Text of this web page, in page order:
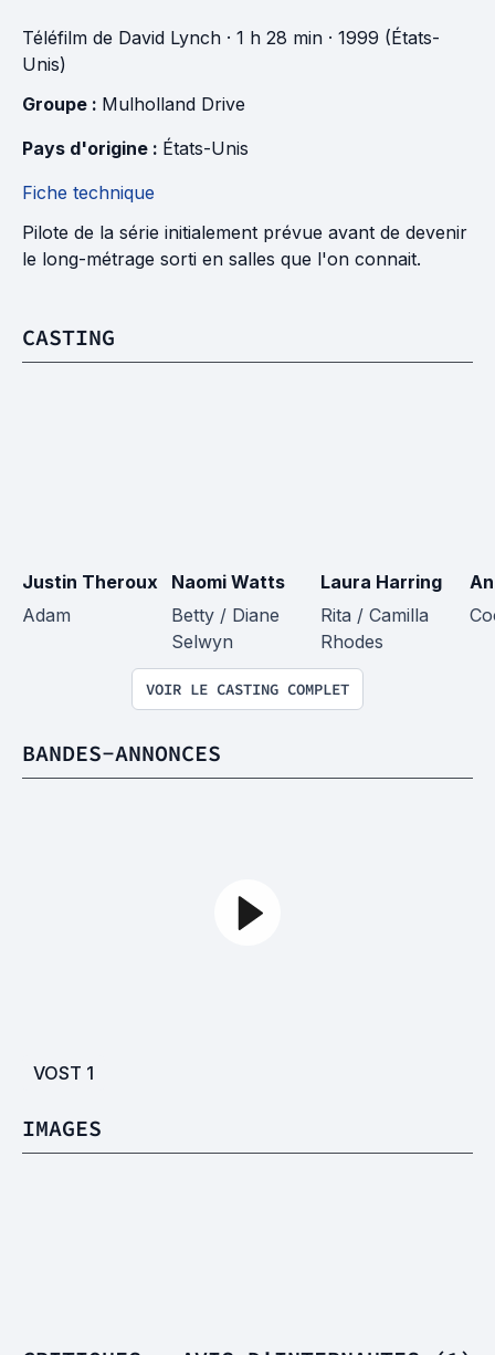
Téléfilm de David Lynch · 1 h 28 min · 1999 (États-
Unis)
Groupe : Mulholland Drive
Pays d'origine : États-Unis
Fiche technique
Pilote de la série initialement prévue avant de devenir
le long-métrage sorti en salles que l'on connait.
CASTING
Justin Theroux
Adam
Naomi Watts
Betty / Diane
Selwyn
Laura Harring
Rita / Camilla
Rhodes
VOIR LE CASTING COMPLET
BANDES-ANNONCES
VOST 1
IMAGES